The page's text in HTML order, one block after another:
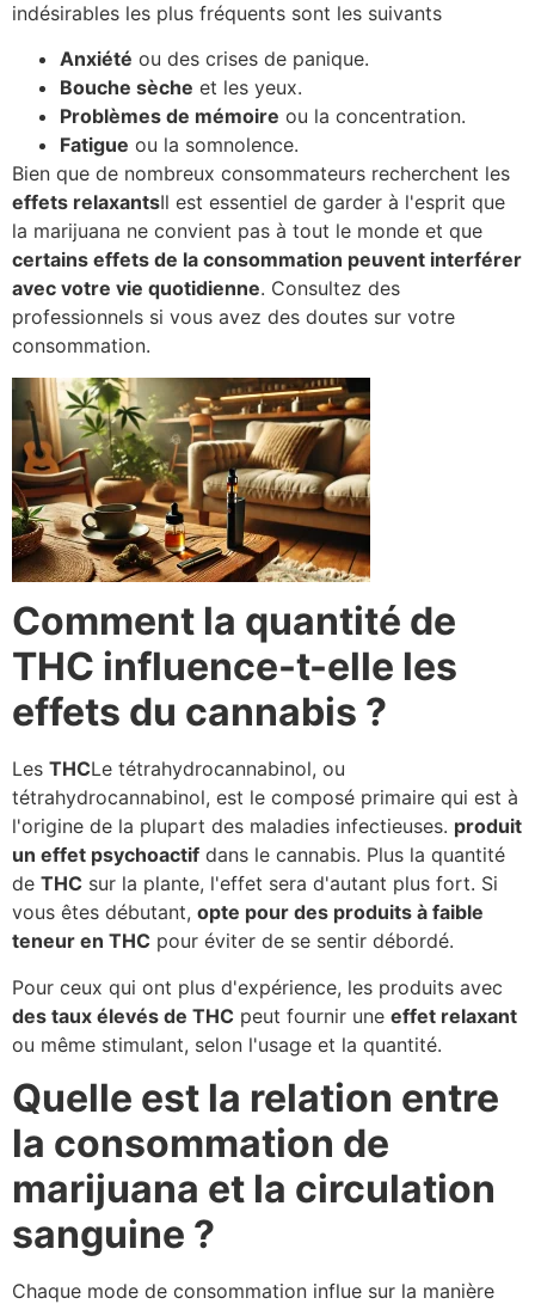
indésirables les plus fréquents sont les suivants
Anxiété ou des crises de panique.
Bouche sèche et les yeux.
Problèmes de mémoire ou la concentration.
Fatigue ou la somnolence.
Bien que de nombreux consommateurs recherchent les
effets relaxantsIl est essentiel de garder à l'esprit que
la marijuana ne convient pas à tout le monde et que
certains effets de la consommation peuvent interférer
avec votre vie quotidienne. Consultez des
professionnels si vous avez des doutes sur votre
consommation.
Comment la quantité de
THC influence-t-elle les
effets du cannabis ?
Les THCLe tétrahydrocannabinol, ou
tétrahydrocannabinol, est le composé primaire qui est à
l'origine de la plupart des maladies infectieuses. produit
un effet psychoactif dans le cannabis. Plus la quantité
de THC sur la plante, l'effet sera d'autant plus fort. Si
vous êtes débutant, opte pour des produits à faible
teneur en THC pour éviter de se sentir débordé.
Pour ceux qui ont plus d'expérience, les produits avec
des taux élevés de THC peut fournir une effet relaxant
ou même stimulant, selon l'usage et la quantité.
Quelle est la relation entre
la consommation de
marijuana et la circulation
sanguine ?
Chaque mode de consommation influe sur la manière